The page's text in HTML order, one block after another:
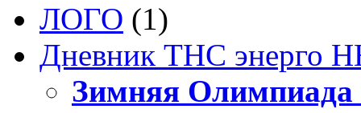
ЛОГО (1)
Дневник ТНС энерго
Зимняя